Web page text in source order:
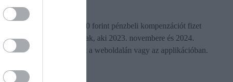
A kínai kereskedőóriás 2000 forint pénzbeli kompenzációt fizet
minden magyar fogyasztónak, aki 2023. novembere és 2024.
szeptembere között vásárolt a weboldalán vagy az applikációban.
rectangle